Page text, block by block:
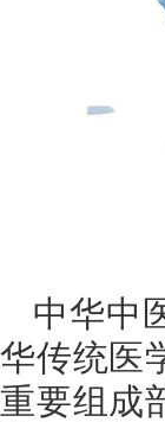
中华中
华传统医
重要组成